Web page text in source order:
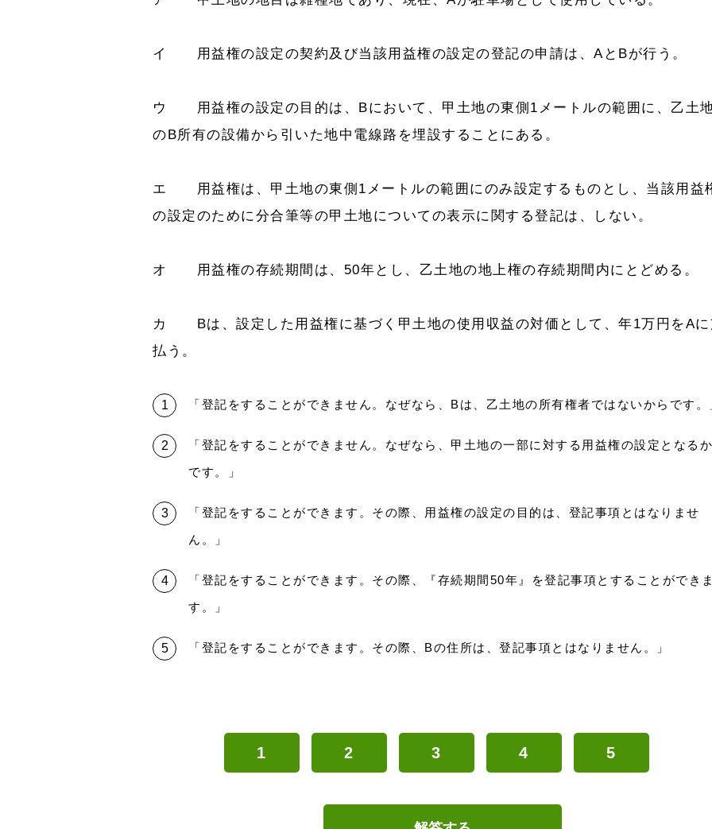
イ 用益権の設定の契約及び当該用益権の設定の登記の申請は、AとBが行う。
ウ 用益権の設定の目的は、Bにおいて、甲土地の東側1メートルの範囲に、乙土
のB所有の設備から引いた地中電線路を埋設することにある。
エ 用益権は、甲土地の東側1メートルの範囲にのみ設定するものとし、当該用益
の設定のために分合筆等の甲土地についての表示に関する登記は、しない。
オ 用益権の存続期間は、50年とし、乙土地の地上権の存続期間内にとどめる。
カ Bは、設定した用益権に基づく甲土地の使用収益の対価として、年1万円をAに
払う。
「登記をすることができません。なぜなら、Bは、乙土地の所有権者ではないからです。
「登記をすることができません。なぜなら、甲土地の一部に対する用益権の設定となる
です。」
「登記をすることができます。その際、用益権の設定の目的は、登記事項とはなりませ
ん。」
「登記をすることができます。その際、『存続期間50年』を登記事項とすることができま
す。」
「登記をすることができます。その際、Bの住所は、登記事項とはなりません。」
1 2 3 4 5